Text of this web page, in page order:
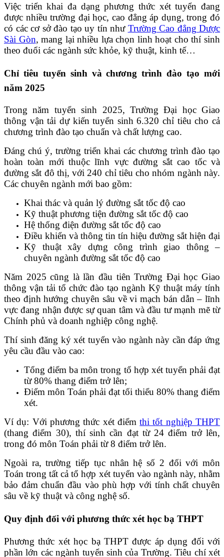
Việc triển khai đa dạng phương thức xét tuyển đang
được nhiều trường đại học, cao đẳng áp dụng, trong đó
có các cơ sở đào tạo uy tín như Trường Cao đẳng Dược
Sài Gòn, mang lại nhiều lựa chọn linh hoạt cho thí sinh
theo đuổi các ngành sức khỏe, kỹ thuật, kinh tế…
Chỉ tiêu tuyển sinh và chương trình đào tạo mới
năm 2025
Trong năm tuyển sinh 2025, Trường Đại học Giao
thông vận tải dự kiến tuyển sinh 6.320 chỉ tiêu cho cả
chương trình đào tạo chuẩn và chất lượng cao.
Đáng chú ý, trường triển khai các chương trình đào tạo
hoàn toàn mới thuộc lĩnh vực đường sắt cao tốc và
đường sắt đô thị, với 240 chỉ tiêu cho nhóm ngành này.
Các chuyên ngành mới bao gồm:
Khai thác và quản lý đường sắt tốc độ cao
Kỹ thuật phương tiện đường sắt tốc độ cao
Hệ thống điện đường sắt tốc độ cao
Điều khiển và thông tin tín hiệu đường sắt hiện đại
Kỹ thuật xây dựng công trình giao thông –
chuyên ngành đường sắt tốc độ cao
Năm 2025 cũng là lần đầu tiên Trường Đại học Giao
thông vận tải tổ chức đào tạo ngành Kỹ thuật máy tính
theo định hướng chuyên sâu về vi mạch bán dẫn – lĩnh
vực đang nhận được sự quan tâm và đầu tư mạnh mẽ từ
Chính phủ và doanh nghiệp công nghệ.
Thí sinh đăng ký xét tuyển vào ngành này cần đáp ứng
yêu cầu đầu vào cao:
Tổng điểm ba môn trong tổ hợp xét tuyển phải đạt
từ 80% thang điểm trở lên;
Điểm môn Toán phải đạt tối thiểu 80% thang điểm
xét.
Ví dụ: Với phương thức xét điểmthi tốt nghiệp THPT
(thang điểm 30), thí sinh cần đạt từ 24 điểm trở lên,
trong đó môn Toán phải từ 8 điểm trở lên.
Ngoài ra, trường tiếp tục nhân hệ số 2 đối với môn
Toán trong tất cả tổ hợp xét tuyển vào ngành này, nhằm
bảo đảm chuẩn đầu vào phù hợp với tính chất chuyên
sâu về kỹ thuật và công nghệ số.
Quy định đối với phương thức xét học bạ THPT
Phương thức xét học bạ THPT được áp dụng đối với
phần lớn các ngành tuyển sinh của Trường. Tiêu chí xét